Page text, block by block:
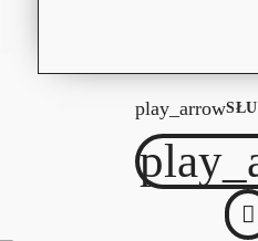
play_arrow